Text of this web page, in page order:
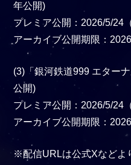
年公開)
プレミア公開：2026/5/24
アーカイブ公開期限：
(3)「銀河鉄道999 エター
公開)
プレミア公開：2026/5/24
アーカイブ公開期限：
※配信URLは公式Xなどよ